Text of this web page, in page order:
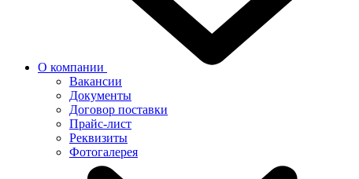
О компании
Вакансии
Документы
Договор поставки
Прайс-лист
Реквизиты
Фотогалерея